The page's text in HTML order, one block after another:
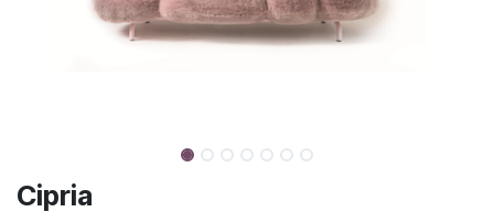
Cipria